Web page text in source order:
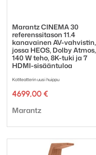
Marantz CINEMA 30
referenssitason 11.4
kanavainen AV-vahvistin,
jossa HEOS, Dolby Atmos,
140 W teho, 8K-tuki ja 7
HDMI-sisääntuloa
Kotiteatterin uusi huippu
4699,00 €
Tuotemerkki:
Marantz